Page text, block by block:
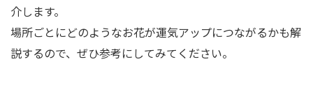
介します。
場所ごとにどのようなお花が運気アップにつながるかも解
説するので、ぜひ参考にしてみてください。